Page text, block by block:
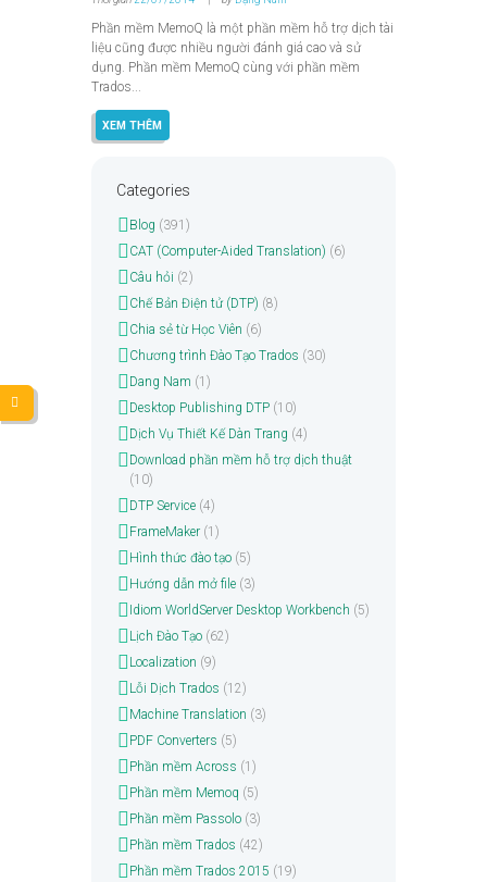
Phần mềm MemoQ là một phần mềm hỗ trợ dịch tài
liệu cũng được nhiều người đánh giá cao và sử
dụng. Phần mềm MemoQ cùng với phần mềm
Trados...
XEM THÊM
Categories
Blog (391)
CAT (Computer-Aided Translation) (6)
Câu hỏi (2)
Chế Bản Điện tử (DTP) (8)
Chia sẻ từ Học Viên (6)
Chương trình Đào Tạo Trados (30)
Dang Nam (1)
Desktop Publishing DTP(10)
Dịch Vụ Thiết Kế Dàn Trang (4)
Download phần mềm hỗ trợ dịch thuật
(10)
DTP Service(4)
FrameMaker(1)
Hình thức đào tạo(5)
Hướng dẫn mở file(3)
Idiom WorldServer Desktop Workbench (5)
Lịch Đào Tạo(62)
Localization (9)
Lỗi Dịch Trados (12)
Machine Translation (3)
PDF Converters (5)
Phần mềm Across (1)
Phần mềm Memoq (5)
Phần mềm Passolo(3)
Phần mềm Trados (42)
Phần mềm Trados 2015 (19)